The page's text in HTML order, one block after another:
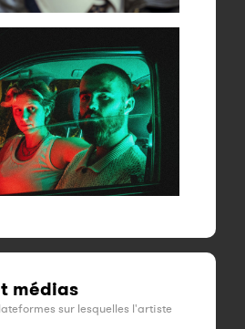
médias
sur lesquelles l'artiste